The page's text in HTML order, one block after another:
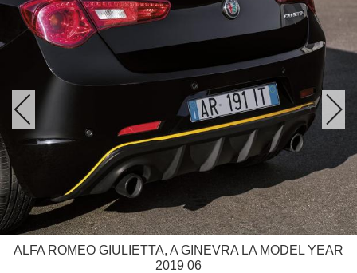
ALFA ROMEO GIULIETTA, A GINEVRA LA MODEL YEAR
2019 06